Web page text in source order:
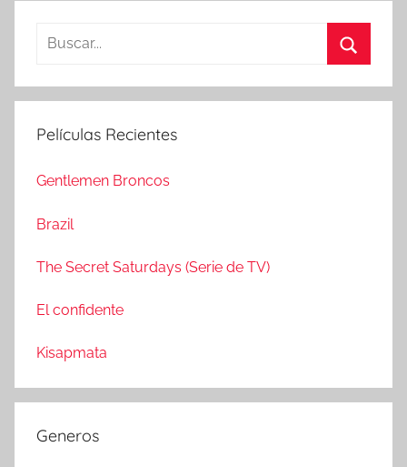
s
a
:
u
Películas Recientes
Gentlemen Broncos
Brazil
The Secret Saturdays (Serie de TV)
El confidente
Kisapmata
Generos